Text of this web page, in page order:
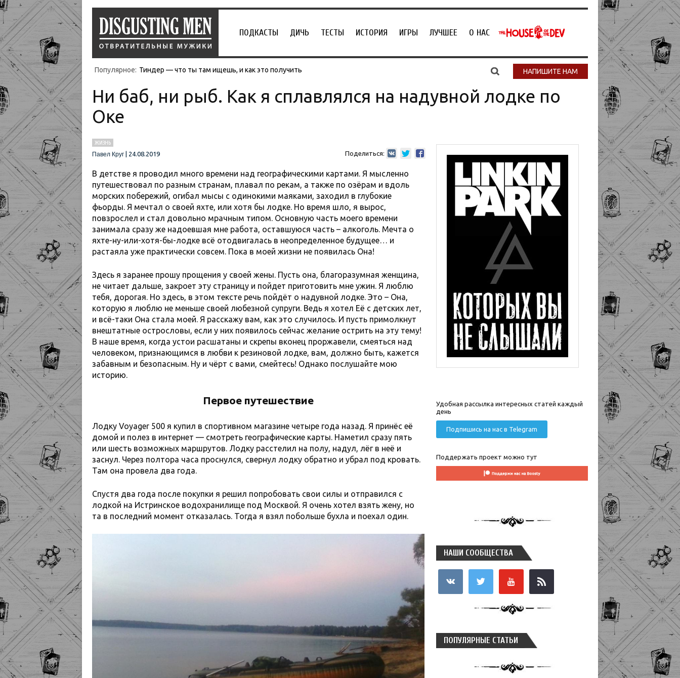
ПОДКАСТЫ ДИЧЬ ТЕСТЫ ИСТОРИЯ ИГРЫ ЛУЧШЕЕ О НАС
Популярное: Тиндер — что ты там ищешь, и как это получить НАПИШИТЕ НАМ
Ни баб, ни рыб. Как я сплавлялся на надувной лодке по
Оке
ЖИЗНЬ
Павел Круг
24.08.2019 Поделиться:
В детстве я проводил много времени над географическими картами. Я мысленно
путешествовал по разным странам, плавал по рекам, а также по озёрам и вдоль
морских побережий, огибал мысы с одинокими маяками, заходил в глубокие
фьорды. Я мечтал о своей яхте, или хотя бы лодке. Но время шло, я вырос,
повзрослел и стал довольно мрачным типом. Основную часть моего времени
занимала сразу же надоевшая мне работа, оставшуюся часть – алкоголь. Мечта о
яхте-ну-или-хотя-бы-лодке всё отодвигалась в неопределенное будущее… и
растаяла уже практически совсем. Пока в моей жизни не появилась Она!
Здесь я заранее прошу прощения у своей жены. Пусть она, благоразумная женщина,
не читает дальше, закроет эту страницу и пойдет приготовить мне ужин. Я люблю
тебя, дорогая. Но здесь, в этом тексте речь пойдёт о надувной лодке. Это – Она,
которую я люблю не меньше своей любезной супруги. Ведь я хотел Её с детских лет,
и всё-таки Она стала моей. Я расскажу вам, как это случилось. И пусть примолкнут
внештатные острословы, если у них появилось сейчас желание острить на эту тему!
В наше время, когда устои расшатаны и скрепы вконец проржавели, смеяться над
человеком, признающимся в любви к резиновой лодке, вам, должно быть, кажется
забавным и безопасным. Ну и чёрт с вами, смейтесь! Однако послушайте мою
историю.
Первое путешествие
Лодку Voyager 500 я купил в спортивном магазине четыре года назад. Я принёс её
домой и полез в интернет — смотреть географические карты. Наметил сразу пять
или шесть возможных маршрутов. Лодку расстелил на полу, надул, лёг в неё и
заснул. Через полтора часа проснулся, свернул лодку обратно и убрал под кровать.
Там она провела два года.
Спустя два года после покупки я решил попробовать свои силы и отправился с
лодкой на Истринское водохранилище под Москвой. Я очень хотел взять жену, но
та в последний момент отказалась. Тогда я взял побольше бухла и поехал один.
Удобная рассылка интересных статей каждый
день
Подпишись на нас в Telegram
Поддержать проект можно тут
НАШИ СООБЩЕСТВА
ПОПУЛЯРНЫЕ СТАТЬИ